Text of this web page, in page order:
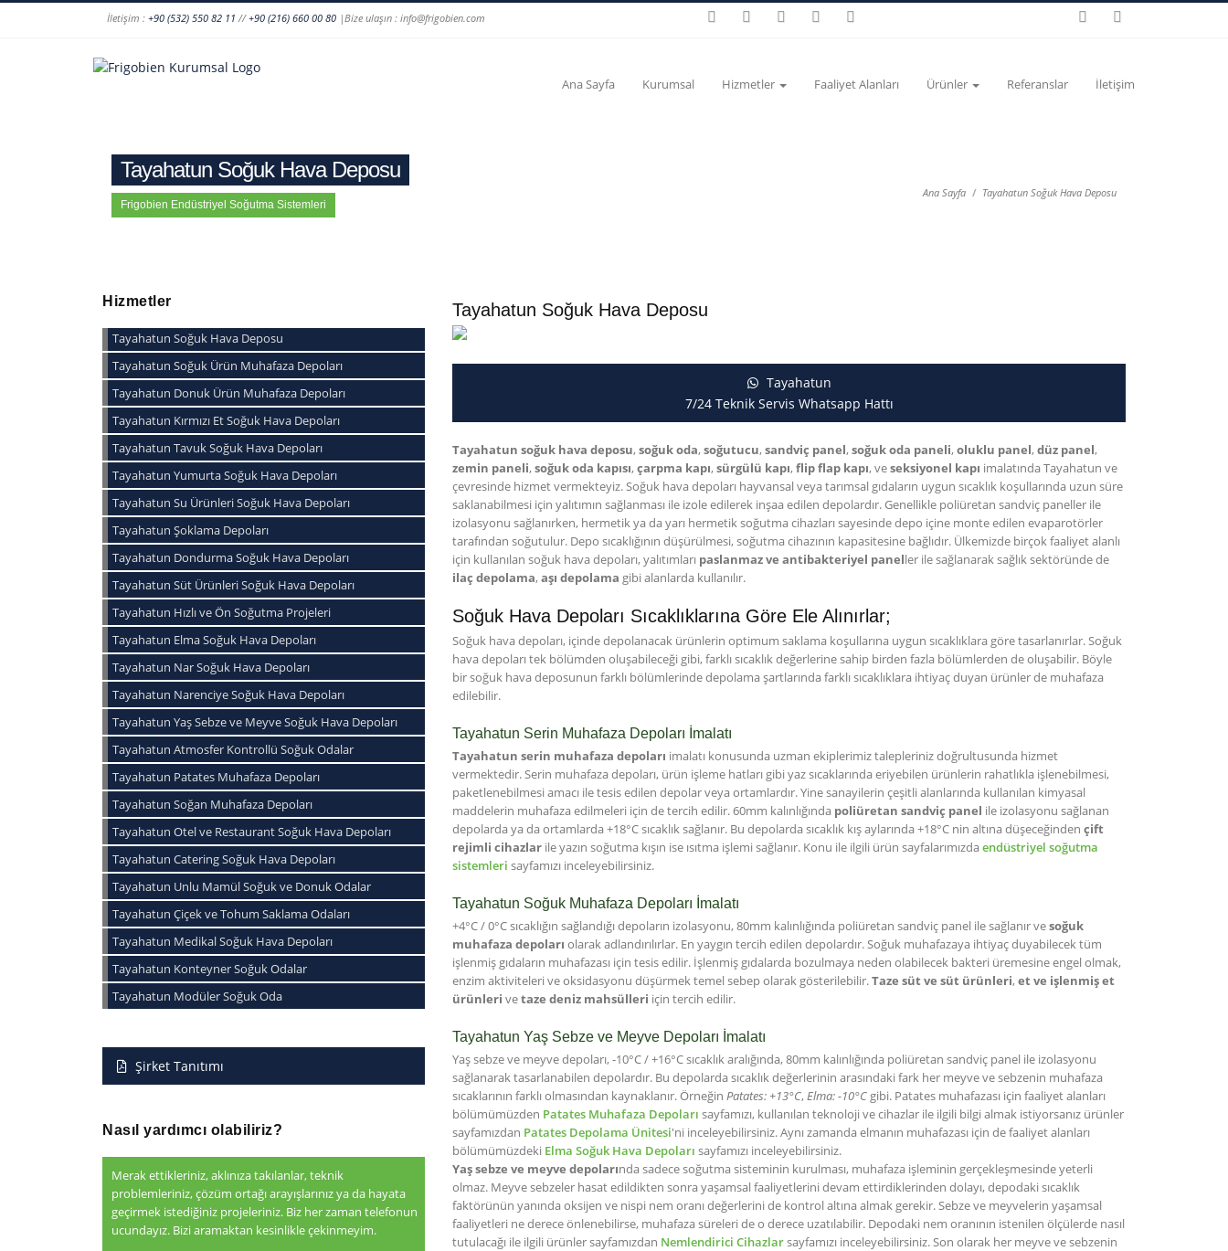
İletişim : +90 (532) 550 82 11 //+90 (216) 660 00 80 |Bize ulaşın : info@frigobien.com
Ana Sayfa Kurumsal Hizmetler Faaliyet Alanları Ürünler Referanslar İletişim
Tayahatun Soğuk Hava Deposu
Frigobien Endüstriyel Soğutma Sistemleri
Ana Sayfa Tayahatun Soğuk Hava Deposu
Tayahatun Soğuk Hava Deposu
Tayahatun
7/24 Teknik Servis Whatsapp Hattı
Tayahatun soğuk hava deposu,soğuk oda,soğutucu,sandviç panel,soğuk oda paneli,oluklu panel,düz panel,
zemin paneli,soğuk oda kapısı,çarpma kapı,sürgülü kapı,flip flap kapı, veseksiyonel kapı imalatında Tayahatun ve
çevresinde hizmet vermekteyiz. Soğuk hava depoları hayvansal veya tarımsal gıdaların uygun sıcaklık koşullarında uzun süre
saklanabilmesi için yalıtımın sağlanması ile izole edilerek inşaa edilen depolardır. Genellikle poliüretan sandviç paneller ile
izolasyonu sağlanırken, hermetik ya da yarı hermetik soğutma cihazları sayesinde depo içine monte edilen evaparotörler
tarafından soğutulur. Depo sıcaklığının düşürülmesi, soğutma cihazının kapasitesine bağlıdır. Ülkemizde birçok faaliyet alanlı
için kullanılan soğuk hava depoları, yalıtımları paslanmaz ve antibakteriyel paneller ile sağlanarak sağlık sektöründe de
ilaç depolama,aşı depolama gibi alanlarda kullanılır.
Soğuk Hava Depoları Sıcaklıklarına Göre Ele Alınırlar;
Soğuk hava depoları, içinde depolanacak ürünlerin optimum saklama koşullarına uygun sıcaklıklara göre tasarlanırlar. Soğuk
hava depoları tek bölümden oluşabileceği gibi, farklı sıcaklık değerlerine sahip birden fazla bölümlerden de oluşabilir. Böyle
bir soğuk hava deposunun farklı bölümlerinde depolama şartlarında farklı sıcaklıklara ihtiyaç duyan ürünler de muhafaza
edilebilir.
Tayahatun Serin Muhafaza Depoları İmalatı
Tayahatun serin muhafaza depoları imalatı konusunda uzman ekiplerimiz talepleriniz doğrultusunda hizmet
vermektedir. Serin muhafaza depoları, ürün işleme hatları gibi yaz sıcaklarında eriyebilen ürünlerin rahatlıkla işlenebilmesi,
paketlenebilmesi amacı ile tesis edilen depolar veya ortamlardır. Yine sanayilerin çeşitli alanlarında kullanılan kimyasal
maddelerin muhafaza edilmeleri için de tercih edilir. 60mm kalınlığında poliüretan sandviç panel ile izolasyonu sağlanan
depolarda ya da ortamlarda +18°C sıcaklık sağlanır. Bu depolarda sıcaklık kış aylarında +18°C nin altına düşeceğindençift
rejimli cihazlar ile yazın soğutma kışın ise ısıtma işlemi sağlanır. Konu ile ilgili ürün sayfalarımızdaendüstriyel soğutma
sistemleri sayfamızı inceleyebilirsiniz.
Tayahatun Soğuk Muhafaza Depoları İmalatı
+4°C / 0°C sıcaklığın sağlandığı depoların izolasyonu, 80mm kalınlığında poliüretan sandviç panel ile sağlanır vesoğuk
muhafaza depoları olarak adlandırılırlar. En yaygın tercih edilen depolardır. Soğuk muhafazaya ihtiyaç duyabilecek tüm
işlenmiş gıdaların muhafazası için tesis edilir. İşlenmiş gıdalarda bozulmaya neden olabilecek bakteri üremesine engel olmak,
enzim aktiviteleri ve oksidasyonu düşürmek temel sebep olarak gösterilebilir.Taze süt ve süt ürünleri,et ve işlenmiş et
ürünleri vetaze deniz mahsülleri için tercih edilir.
Tayahatun Yaş Sebze ve Meyve Depoları İmalatı
Yaş sebze ve meyve depoları, -10°C / +16°C sıcaklık aralığında, 80mm kalınlığında poliüretan sandviç panel ile izolasyonu
sağlanarak tasarlanabilen depolardır. Bu depolarda sıcaklık değerlerinin arasındaki fark her meyve ve sebzenin muhafaza
sıcaklarının farklı olmasından kaynaklanır. ÖrneğinPatates: +13°C,Elma: -10°C gibi. Patates muhafazası için faaliyet alanları
bölümümüzden Patates Muhafaza Depoları sayfamızı, kullanılan teknoloji ve cihazlar ile ilgili bilgi almak istiyorsanız ürünler
sayfamızdan Patates Depolama Ünitesi'ni inceleyebilirsiniz. Aynı zamanda elmanın muhafazası için de faaliyet alanları
bölümümüzdeki Elma Soğuk Hava Depoları sayfamızı inceleyebilirsiniz.
Yaş sebze ve meyve depolarında sadece soğutma sisteminin kurulması, muhafaza işleminin gerçekleşmesinde yeterli
olmaz. Meyve sebzeler hasat edildikten sonra yaşamsal faaliyetlerini devam ettirdiklerinden dolayı, depodaki sıcaklık
faktörünün yanında oksijen ve nispi nem oranı değerlerini de kontrol altına almak gerekir. Sebze ve meyvelerin yaşamsal
faaliyetleri ne derece önlenebilirse, muhafaza süreleri de o derece uzatılabilir. Depodaki nem oranının istenilen ölçülerde nasıl
tutulacağı ile ilgili ürünler sayfamızdan Nemlendirici Cihazlarsayfamızı inceleyebilirsiniz. Son olarak her meyve ve sebzenin
Hizmetler
Tayahatun Soğuk Hava Deposu
Tayahatun Soğuk Ürün Muhafaza Depoları
Tayahatun Donuk Ürün Muhafaza Depoları
Tayahatun Kırmızı Et Soğuk Hava Depoları
Tayahatun Tavuk Soğuk Hava Depoları
Tayahatun Yumurta Soğuk Hava Depoları
Tayahatun Su Ürünleri Soğuk Hava Depoları
Tayahatun Şoklama Depoları
Tayahatun Dondurma Soğuk Hava Depoları
Tayahatun Süt Ürünleri Soğuk Hava Depoları
Tayahatun Hızlı ve Ön Soğutma Projeleri
Tayahatun Elma Soğuk Hava Depoları
Tayahatun Nar Soğuk Hava Depoları
Tayahatun Narenciye Soğuk Hava Depoları
Tayahatun Yaş Sebze ve Meyve Soğuk Hava Depoları
Tayahatun Atmosfer Kontrollü Soğuk Odalar
Tayahatun Patates Muhafaza Depoları
Tayahatun Soğan Muhafaza Depoları
Tayahatun Otel ve Restaurant Soğuk Hava Depoları
Tayahatun Catering Soğuk Hava Depoları
Tayahatun Unlu Mamül Soğuk ve Donuk Odalar
Tayahatun Çiçek ve Tohum Saklama Odaları
Tayahatun Medikal Soğuk Hava Depoları
Tayahatun Konteyner Soğuk Odalar
Tayahatun Modüler Soğuk Oda
Şirket Tanıtımı
Nasıl yardımcı olabiliriz?
Merak ettikleriniz, aklınıza takılanlar, teknik
problemleriniz, çözüm ortağı arayışlarınız ya da hayata
geçirmek istediğiniz projeleriniz. Biz her zaman telefonun
ucundayız. Bizi aramaktan kesinlikle çekinmeyim.